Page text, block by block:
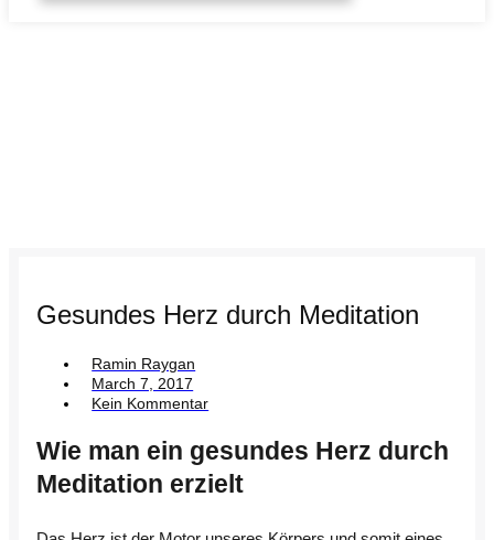
Gesundes Herz durch Meditation
Ramin Raygan
March 7, 2017
Kein Kommentar
Wie man ein gesundes Herz durch
Meditation erzielt